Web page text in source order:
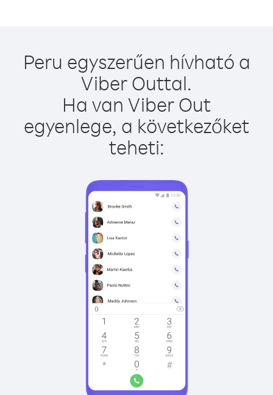
Peru egyszerűen hívható a
Viber Outtal.
Ha van Viber Out
egyenlege, a következőket
teheti: